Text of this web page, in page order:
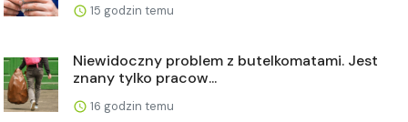
15 godzin temu
Niewidoczny problem z butelkomatami. Jest
znany tylko pracow...
16 godzin temu